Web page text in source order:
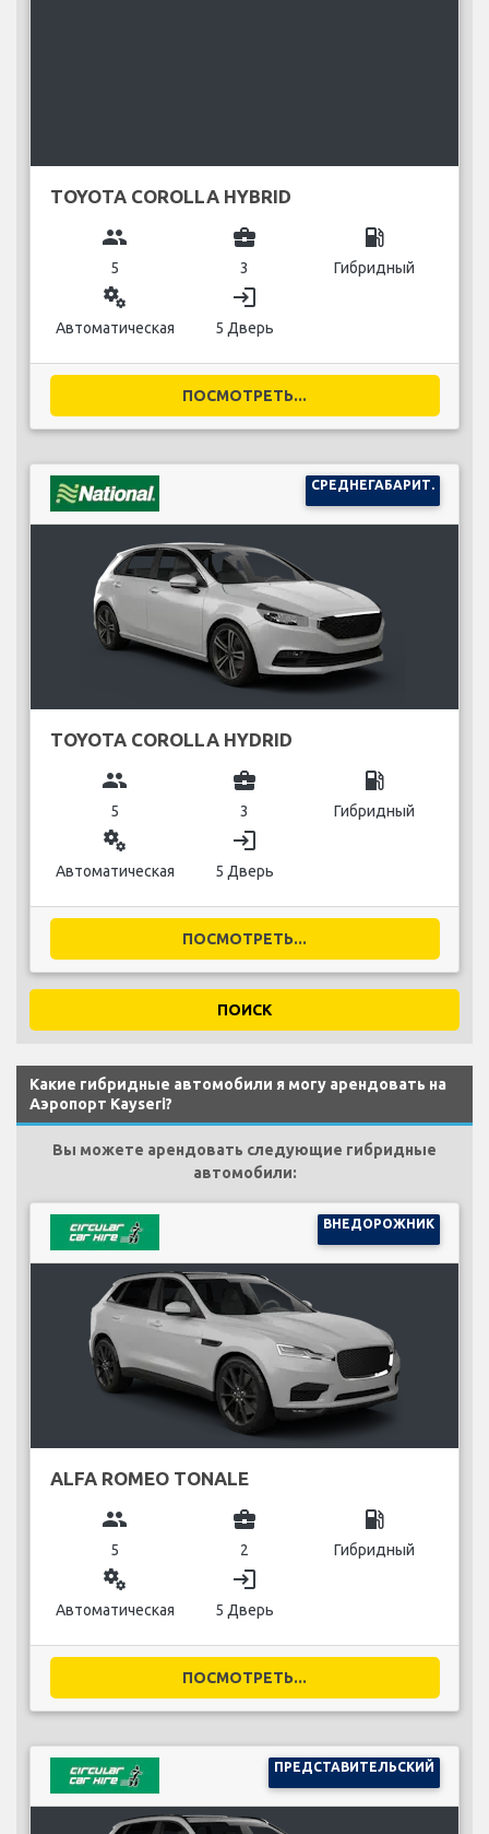
TOYOTA COROLLA HYBRID
group
5
business_center
3
local_gas_station
Гибридный
miscellaneous_services
Автоматическая
login
5 Дверь
ПОСМОТРЕТЬ...
СРЕДНЕГАБАРИТ.
TOYOTA COROLLA HYDRID
group
5
business_center
3
local_gas_station
Гибридный
miscellaneous_services
Автоматическая
login
5 Дверь
ПОСМОТРЕТЬ...
ПОИСК
Какие гибридные автомобили я могу арендовать на
Аэропорт Kayseri?
Вы можете арендовать следующие гибридные
автомобили:
ВНЕДОРОЖНИК
ALFA ROMEO TONALE
group
5
business_center
2
local_gas_station
Гибридный
miscellaneous_services
Автоматическая
login
5 Дверь
ПОСМОТРЕТЬ...
ПРЕДСТАВИТЕЛЬСКИЙ